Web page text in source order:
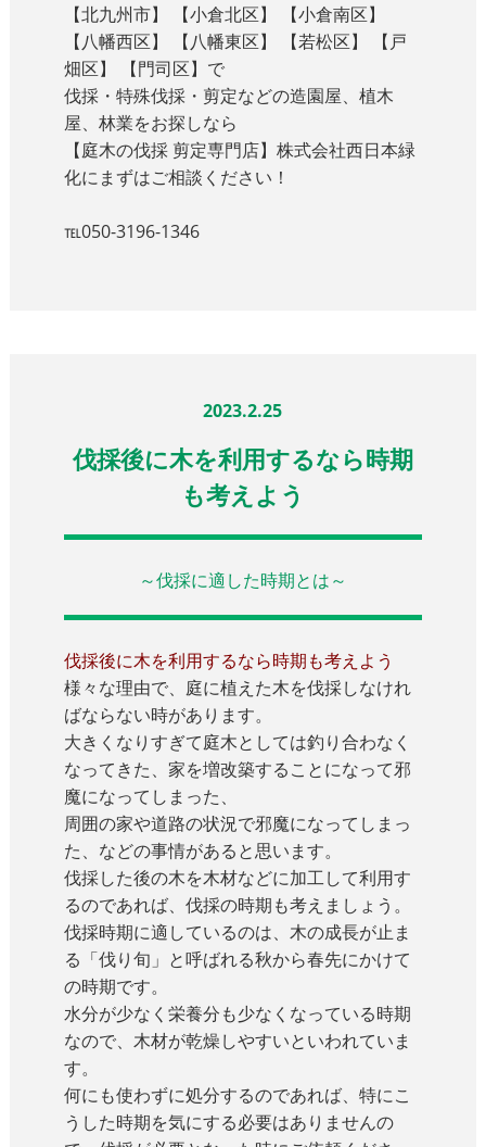
【北九州市】 【小倉北区】 【小倉南区】
【八幡西区】 【八幡東区】 【若松区】 【戸
畑区】 【門司区】で
伐採・特殊伐採・剪定などの造園屋、植木
屋、林業をお探しなら
【庭木の伐採 剪定専門店】株式会社西日本緑
化にまずはご相談ください！
℡050-3196-1346
2023.2.25
伐採後に木を利用するなら時期
も考えよう
～伐採に適した時期とは～
伐採後に木を利用するなら時期も考えよう
様々な理由で、庭に植えた木を伐採しなけれ
ばならない時があります。
大きくなりすぎて庭木としては釣り合わなく
なってきた、家を増改築することになって邪
魔になってしまった、
周囲の家や道路の状況で邪魔になってしまっ
た、などの事情があると思います。
伐採した後の木を木材などに加工して利用す
るのであれば、伐採の時期も考えましょう。
伐採時期に適しているのは、木の成長が止ま
る「伐り旬 」と呼ばれる秋から春先にかけて
の時期です。
水分が少なく栄養分も少なくなっている時期
なので、木材が乾燥しやすいといわれていま
す。
何にも使わずに処分するのであれば、特にこ
うした時期を気にする必要はありませんの